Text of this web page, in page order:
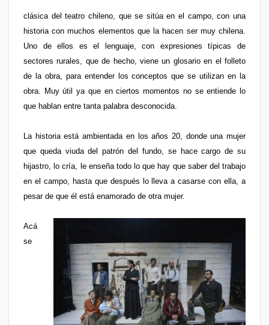
clásica del teatro chileno, que se sitúa en el campo, con una
historia con muchos elementos que la hacen ser muy chilena.
Uno de ellos es el lenguaje, con expresiones típicas de
sectores rurales, que de hecho, viene un glosario en el folleto
de la obra, para entender los conceptos que se utilizan en la
obra. Muy útil ya que en ciertos momentos no se entiende lo
que hablan entre tanta palabra desconocida.
La historia está ambientada en los años 20, donde una mujer
que queda viuda del patrón del fundo, se hace cargo de su
hijastro, lo cría, le enseña todo lo que hay que saber del trabajo
en el campo, hasta que después lo lleva a casarse con ella, a
pesar de que él está enamorado de otra mujer.
Acá
se